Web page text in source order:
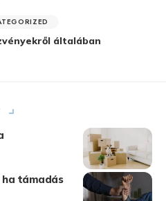
általában
ha támadás